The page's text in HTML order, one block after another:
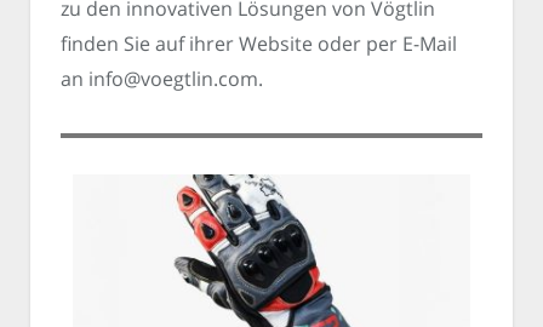
zu den innovativen Lösungen von Vögtlin
finden Sie auf ihrer Website oder per E-Mail
an info@voegtlin.com.